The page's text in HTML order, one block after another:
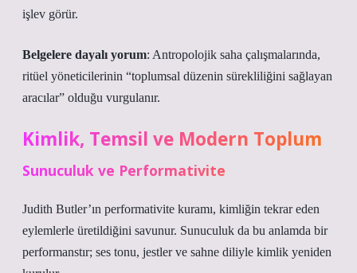
işlev görür.
Belgelere dayalı yorum: Antropolojik saha çalışmalarında,
ritüel yöneticilerinin “toplumsal düzenin sürekliliğini sağlayan
aracılar” olduğu vurgulanır.
Kimlik, Temsil ve Modern Toplum
Sunuculuk ve Performativite
Judith Butler’ın performativite kuramı, kimliğin tekrar eden
eylemlerle üretildiğini savunur. Sunuculuk da bu anlamda bir
performanstır; ses tonu, jestler ve sahne diliyle kimlik yeniden